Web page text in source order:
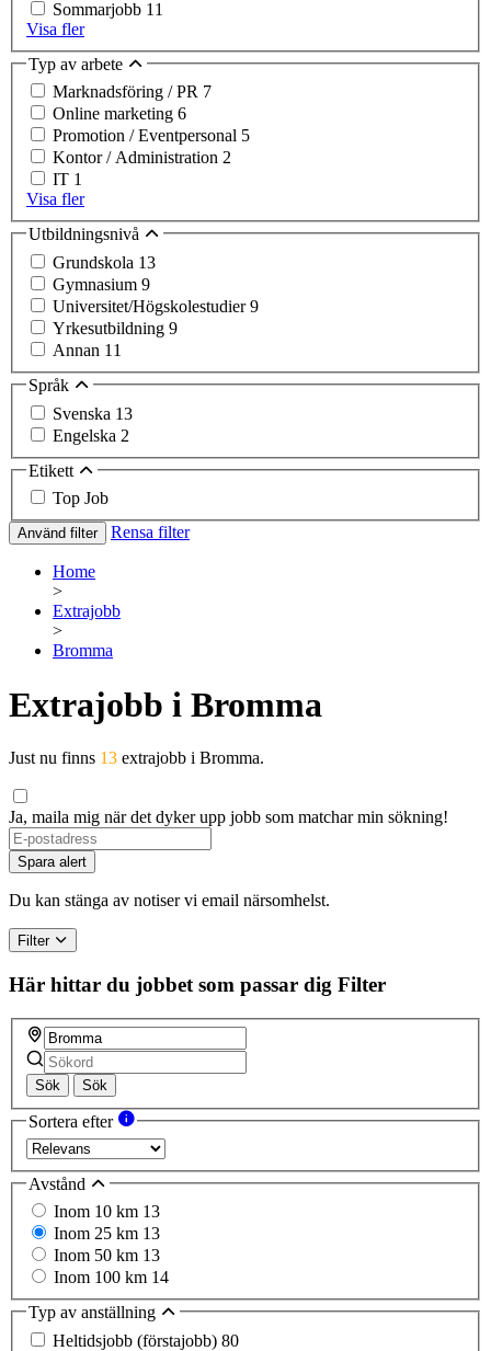
Sommarjobb 11
Visa fler
Typ av arbete
Marknadsföring / PR 7
Online marketing 6
Promotion / Eventpersonal 5
Kontor / Administration 2
IT 1
Visa fler
Utbildningsnivå
Grundskola 13
Gymnasium 9
Universitet/Högskolestudier9
Yrkesutbildning 9
Annan 11
Språk
Svenska 13
Engelska 2
Etikett
Top Job
Använd filter Rensa filter
Home
>
Extrajobb
>
Bromma
Extrajobb i Bromma
Just nu finns 13 extrajobb i Bromma.
Ja, maila mig när det dyker upp jobb som matchar min sökning!
Spara alert
Du kan stänga av notiser vi email närsomhelst.
Filter
Här hittar du jobbet som passar dig Filter
Sök Sök
Sortera efter
Avstånd
Inom 10 km 13
Inom 25 km 13
Inom 50 km 13
Inom 100 km 14
Typ av anställning
Heltidsjobb (förstajobb) 80